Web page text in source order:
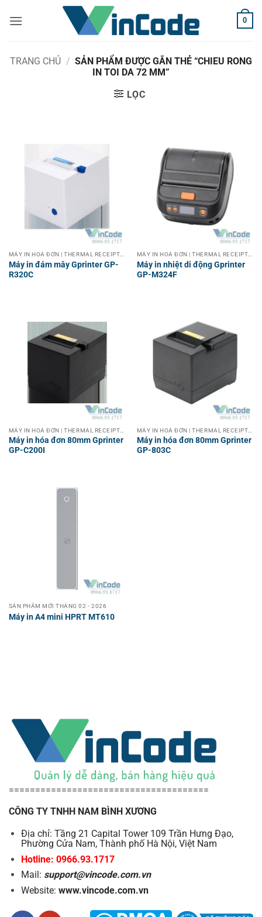
qua
0
TRANG CHỦ / SẢN PHẨM ĐƯỢC GẮN THẺ “CHIEU RONG
IN TOI DA 72 MM”
LỌC
Máy in đám mây Gprinter GP-
R320C
Máy in nhiệt di động Gprinter
GP-M324F
Máy in hóa đơn 80mm Gprinter
GP-C200I
Máy in hóa đơn 80mm Gprinter
GP-803C
SẢN PHẨM MỚI THÁNG 02 - 2026
Máy in A4 mini HPRT MT610
======================================
CÔNG TY TNHH NAM BÌNH XƯƠNG
Địa chỉ: Tầng 21 Capital Tower 109 Trần Hưng Đạo,
Phường Cửa Nam, Thành phố Hà Nội, Việt Nam
Hotline: 0966.93.1717
Mail: support@vincode.com.vn
Website: www.vincode.com.vn